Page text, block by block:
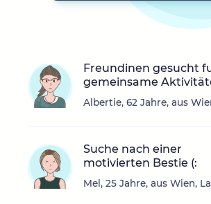
Freundinen gesucht
gemeinsame
Albertie, 62 Jahre, aus
Suche nach einer
motivierten Bestie (:
Mel, 25 Jahre, aus Wien,